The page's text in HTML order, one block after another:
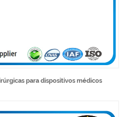
para dispositivos médicos